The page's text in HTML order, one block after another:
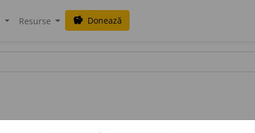
Resurse savings Donează